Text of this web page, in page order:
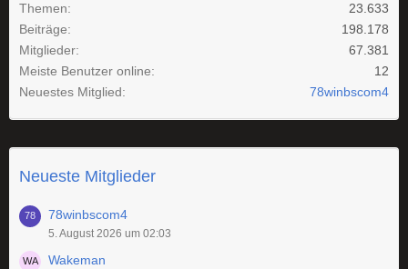
Themen
23.633
Beiträge
198.178
Mitglieder
67.381
Meiste Benutzer online
12
Neuestes Mitglied
78winbscom4
Neueste Mitglieder
78winbscom4
5. August 2026 um 02:03
Wakeman